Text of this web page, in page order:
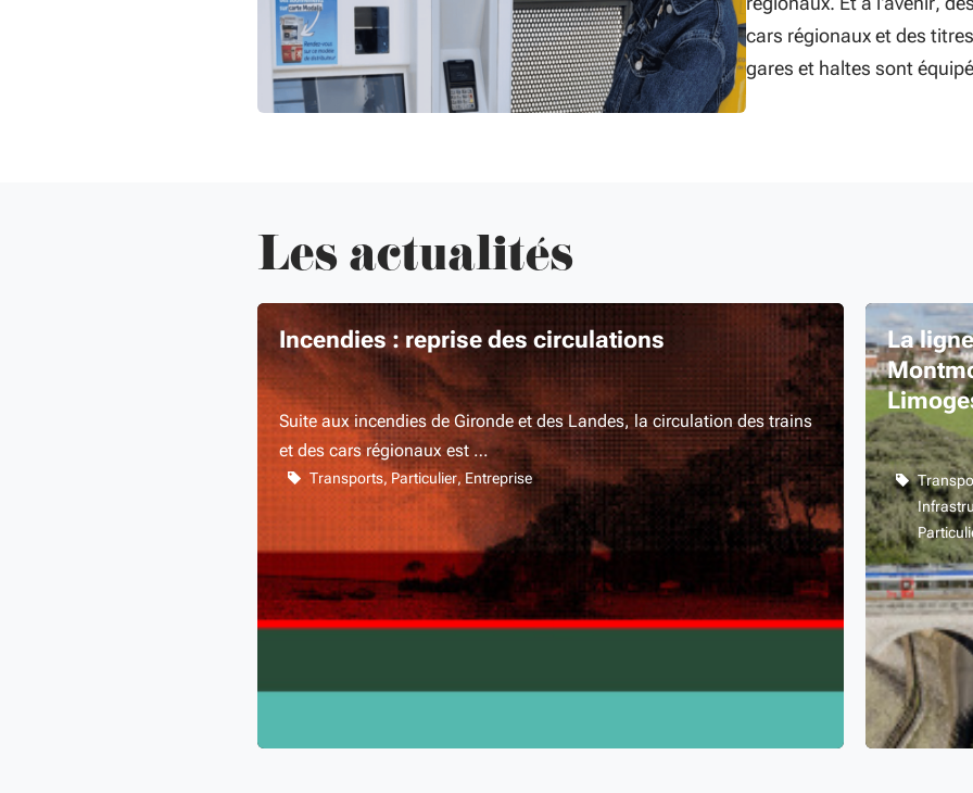
cars régionaux et des
gares et haltes sont
Les actualités
Incendies : reprise des circulations
Suite aux incendies de Gironde et des Landes, la circulation des trains
et des cars régionaux est …
Transports Particulier Entreprise
La